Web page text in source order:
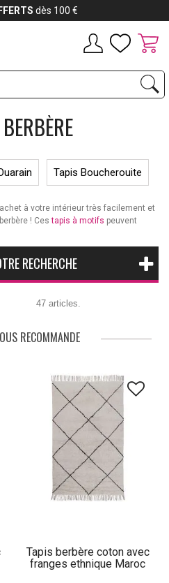
Tapis Boucherouite
à votre intérieur très facilement et
! Cestapis à motifs peuvent
ils sont plus tendances que jamais.
tapis berbèrequi sublimera votre
RECHERCHE
47 articles.
RECOMMANDE
Tapis berbère coton avec
franges ethnique Maroc
jusqu'à12x